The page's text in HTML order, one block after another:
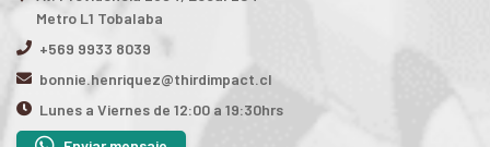
Metro L1 Tobalaba
+569 9933 8039
bonnie.henriquez@thirdimpact.cl
Lunes a Viernes de 12:00 a 19:30hrs